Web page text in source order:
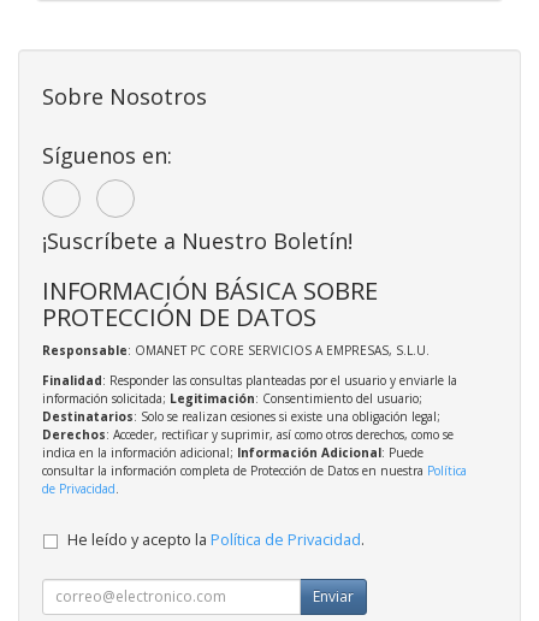
Sobre Nosotros
Síguenos en:
¡Suscríbete a Nuestro Boletín!
INFORMACIÓN BÁSICA SOBRE
PROTECCIÓN DE DATOS
Responsable: OMANET PC CORE SERVICIOS A EMPRESAS, S.L.U.
Finalidad: Responder las consultas planteadas por el usuario y enviarle la
información solicitada; Legitimación: Consentimiento del usuario;
Destinatarios: Solo se realizan cesiones si existe una obligación legal;
Derechos: Acceder, rectificar y suprimir, así como otros derechos, como se
indica en la información adicional; Información Adicional: Puede
consultar la información completa de Protección de Datos en nuestra Política
de Privacidad
He leído y acepto la Política de Privacidad.
Enviar